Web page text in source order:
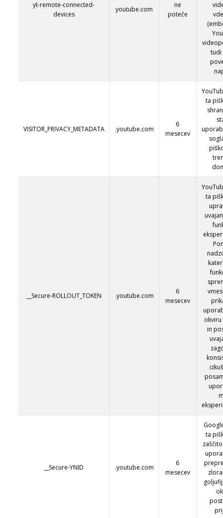
yt-remote-connected-
devices
youtube.com
ne
poteče
tudi
VISITOR_PRIVACY_METADATA .youtube.com
6
mesecev
ta
__Secure-ROLLOUT_TOKEN .youtube.com
6
mesecev
ta
in
__Secure-YNID .youtube.com
6
mesecev
ta